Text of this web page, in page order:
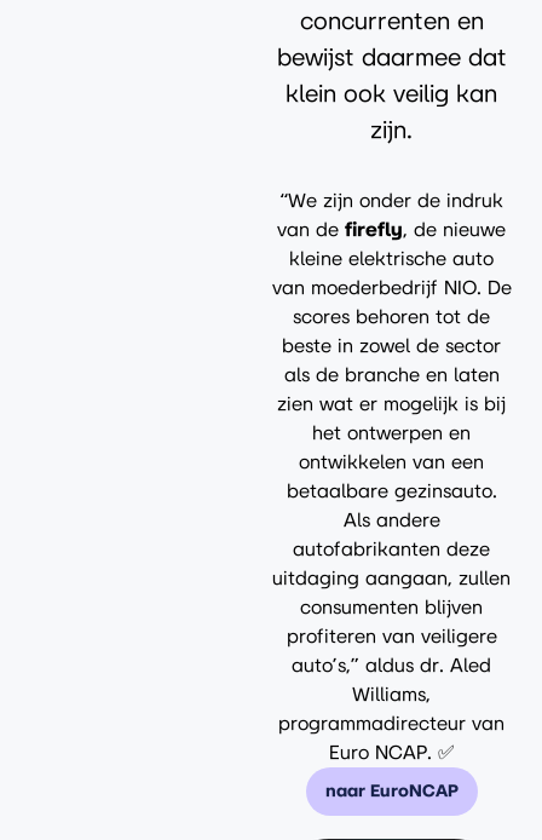
concurrenten en
bewijst daarmee dat
klein ook veilig kan
zijn.
“We zijn onder de indruk
van defirefly, de nieuwe
kleine elektrische auto
van moederbedrijf NIO. De
scores behoren tot de
beste in zowel de sector
als de branche en laten
zien wat er mogelijk is bij
het ontwerpen en
ontwikkelen van een
betaalbare gezinsauto.
Als andere
autofabrikanten deze
uitdaging aangaan, zullen
consumenten blijven
profiteren van veiligere
auto’s,” aldus dr. Aled
Williams,
programmadirecteur van
Euro NCAP. ✅
naar EuroNCAP